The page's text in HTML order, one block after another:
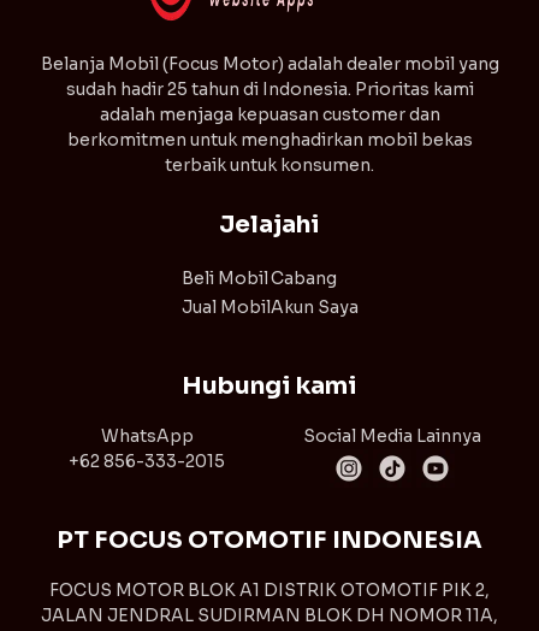
⁠Belanja Mobil (Focus Motor) adalah dealer mobil yang
sudah hadir 25 tahun di Indonesia. Prioritas kami
adalah menjaga kepuasan customer dan
berkomitmen untuk menghadirkan mobil bekas
terbaik untuk konsumen.
Jelajahi
Beli Mobil
Jual Mobil
Cabang
Akun Saya
Hubungi kami
WhatsApp
+62 856-333-2015
Social Media Lainnya
PT FOCUS OTOMOTIF INDONESIA
FOCUS MOTOR BLOK A1 DISTRIK OTOMOTIF PIK 2,
JALAN JENDRAL SUDIRMAN BLOK DH NOMOR 11A,